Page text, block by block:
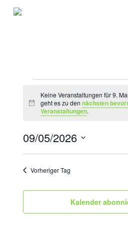
Skip
FÜR
MAI
Hinweis
Keine Veranstaltungen für 9.
geht es zu den nächsten
Veranstaltungen.
09/05/2026
Datum
wählen.
Vorheriger Tag
Kalender